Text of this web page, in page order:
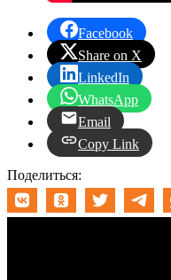
Facebook
Share on X
LinkedIn
WhatsApp
Email
Copy Link
Поделиться: